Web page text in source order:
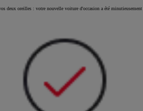
deux oreilles : votre nouvelle voiture d'occasion a été minutieusement